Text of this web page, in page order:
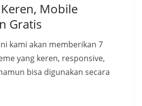
Mobile
Gratis
kami akan memberikan 7
yang keren, responsive,
bisa digunakan secara